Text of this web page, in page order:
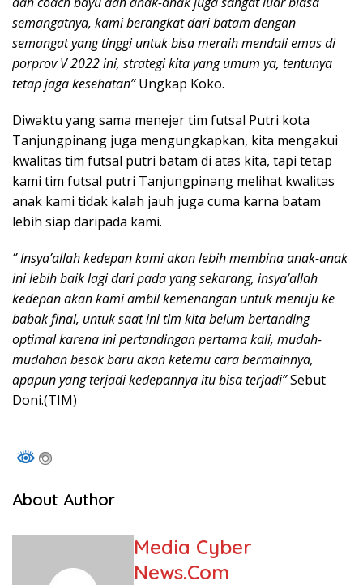
semangatnya, kami berangkat dari batam dengan
semangat yang tinggi untuk bisa meraih mendali emas di
porprov V 2022 ini, strategi kita yang umum ya, tentunya
tetap jaga kesehatan”Ungkap Koko.
Diwaktu yang sama menejer tim futsal Putri kota
Tanjungpinang juga mengungkapkan, kita mengakui
kwalitas tim futsal putri batam di atas kita, tapi tetap
kami tim futsal putri Tanjungpinang melihat kwalitas
anak kami tidak kalah jauh juga cuma karna batam
lebih siap daripada kami.
” Insya’allah kedepan kami akan lebih membina anak-anak
ini lebih baik lagi dari pada yang sekarang, insya’allah
kedepan akan kami ambil kemenangan untuk menuju ke
babak final, untuk saat ini tim kita belum bertanding
optimal karena ini pertandingan pertama kali, mudah-
mudahan besok baru akan ketemu cara bermainnya,
apapun yang terjadi kedepannya itu bisa terjadi”Sebut
Doni.(TIM)
About Author
Media Cyber
News.Com